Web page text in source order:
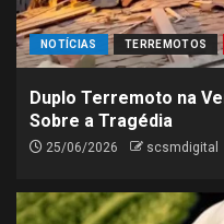
NOTÍCIAS TERREMOTOS
Duplo Terremoto na
Sobre a Tragédia
25/06/2026 scsmdigital